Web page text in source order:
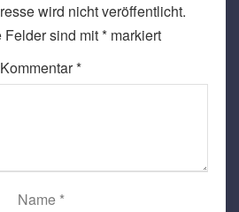
wird nicht veröffentlicht.
Felder sind mit*markiert
Kommentar*
Name *